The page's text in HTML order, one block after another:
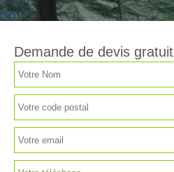
Demande de devis gratuit